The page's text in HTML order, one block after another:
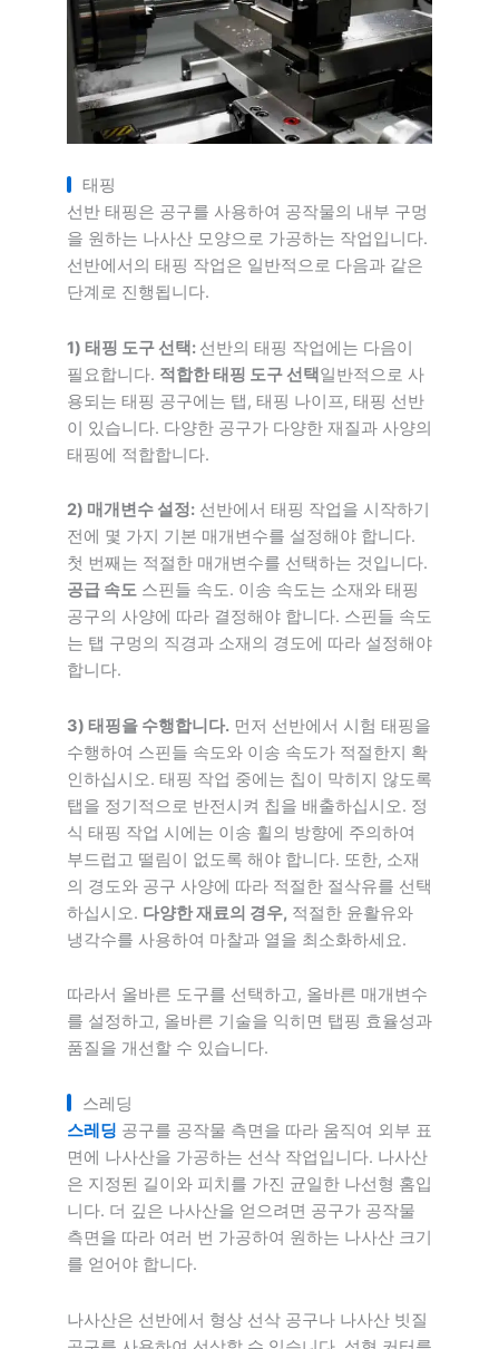
태핑
선반 태핑은 공구를 사용하여 공작물의 내부 구멍
을 원하는 나사산 모양으로 가공하는 작업입니다.
선반에서의 태핑 작업은 일반적으로 다음과 같은
단계로 진행됩니다.
1) 태핑 도구 선택: 선반의 태핑 작업에는 다음이
필요합니다. 적합한 태핑 도구 선택 일반적으로 사
용되는 태핑 공구에는 탭, 태핑 나이프, 태핑 선반
이 있습니다. 다양한 공구가 다양한 재질과 사양의
태핑에 적합합니다.
2) 매개변수 설정: 선반에서 태핑 작업을 시작하기
전에 몇 가지 기본 매개변수를 설정해야 합니다.
첫 번째는 적절한 매개변수를 선택하는 것입니다.
공급 속도 스핀들 속도. 이송 속도는 소재와 태핑
공구의 사양에 따라 결정해야 합니다. 스핀들 속도
는 탭 구멍의 직경과 소재의 경도에 따라 설정해야
합니다.
3) 태핑을 수행합니다. 먼저 선반에서 시험 태핑을
수행하여 스핀들 속도와 이송 속도가 적절한지 확
인하십시오. 태핑 작업 중에는 칩이 막히지 않도록
탭을 정기적으로 반전시켜 칩을 배출하십시오. 정
식 태핑 작업 시에는 이송 휠의 방향에 주의하여
부드럽고 떨림이 없도록 해야 합니다. 또한, 소재
의 경도와 공구 사양에 따라 적절한 절삭유를 선택
하십시오. 다양한 재료의 경우, 적절한 윤활유와
냉각수를 사용하여 마찰과 열을 최소화하세요.
따라서 올바른 도구를 선택하고, 올바른 매개변수
를 설정하고, 올바른 기술을 익히면 탭핑 효율성과
품질을 개선할 수 있습니다.
스레딩
스레딩 공구를 공작물 측면을 따라 움직여 외부 표
면에 나사산을 가공하는 선삭 작업입니다. 나사산
은 지정된 길이와 피치를 가진 균일한 나선형 홈입
니다. 더 깊은 나사산을 얻으려면 공구가 공작물
측면을 따라 여러 번 가공하여 원하는 나사산 크기
를 얻어야 합니다.
나사산은 선반에서 형상 선삭 공구나 나사산 빗질